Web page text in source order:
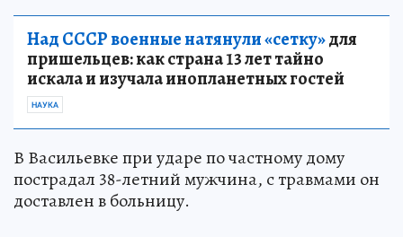
Над СССР военные натянули «сетку»для
пришельцев: как страна 13 лет тайно
искала и изучала инопланетных гостей
НАУКА
В Васильевке при ударе по частному дому
пострадал 38-летний мужчина, с травмами он
доставлен в больницу.